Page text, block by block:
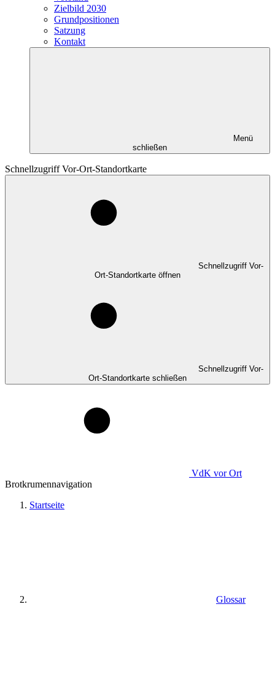
Zielbild 2030
Grundpositionen
Satzung
Kontakt
Menü
schließen
Schnellzugriff Vor-Ort-Standortkarte
Schnellzugriff Vor-
Ort-Standortkarte öffnen
Schnellzugriff Vor-
Ort-Standortkarte schließen
VdK vor Ort
Brotkrumennavigation
Startseite
Glossar